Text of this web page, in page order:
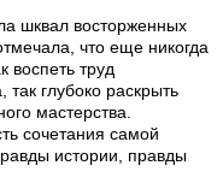
шквал восторженных
что еще никогда
воспеть труд
глубоко раскрыть
мастерства.
сочетания самой
истории, правды